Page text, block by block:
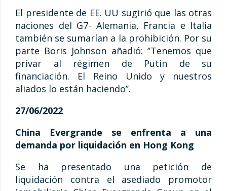
El presidente de EE. UU sugirió que las otras
naciones del G7- Alemania, Francia e Italia
también se sumarían a la prohibición. Por su
parte Boris Johnson añadió: ‘’Tenemos que
privar al régimen de Putin de su
financiación. El Reino Unido y nuestros
aliados lo están haciendo’’.
27/06/2022
China Evergrande se enfrenta a una
demanda por liquidación en Hong Kong
Se ha presentado una petición de
liquidación contra el asediado promotor